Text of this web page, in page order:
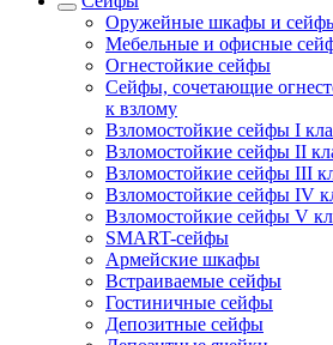
Оружейные шкафы и
Мебельные и офисные
Огнестойкие сейфы
Сейфы, сочетающие
к взлому
Взломостойкие сейфы I
Взломостойкие сейфы II
Взломостойкие сейфы III
Взломостойкие сейфы IV
Взломостойкие сейфы V
SMART-сейфы
Армейские шкафы
Встраиваемые сейфы
Гостиничные сейфы
Депозитные сейфы